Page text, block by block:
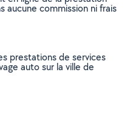
aucune commission ni frais
prestations de services
auto sur la ville de